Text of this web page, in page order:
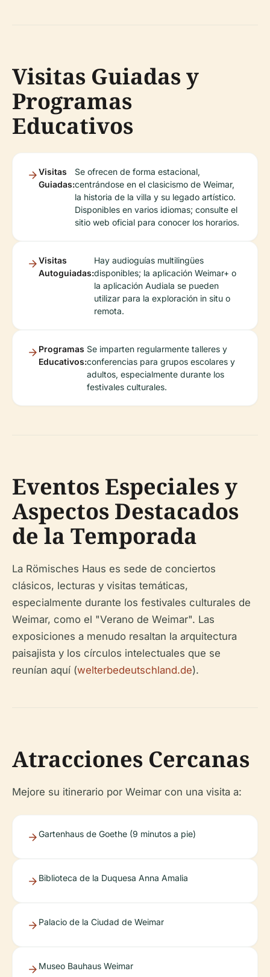
Visitas Guiadas y
Programas
Educativos
Visitas
Guiadas:
Se ofrecen de forma estacional,
centrándose en el clasicismo de Weimar,
la historia de la villa y su legado artístico.
Disponibles en varios idiomas; consulte el
sitio web oficial para conocer los horarios.
Visitas
Autoguiadas:
Hay audioguías multilingües
disponibles; la aplicación Weimar+ o
la aplicación Audiala se pueden
utilizar para la exploración in situ o
remota.
Programas
Educativos:
Se imparten regularmente talleres y
conferencias para grupos escolares y
adultos, especialmente durante los
festivales culturales.
Eventos Especiales y
Aspectos Destacados
de la Temporada
La Römisches Haus es sede de conciertos
clásicos, lecturas y visitas temáticas,
especialmente durante los festivales culturales de
Weimar, como el "Verano de Weimar". Las
exposiciones a menudo resaltan la arquitectura
paisajista y los círculos intelectuales que se
reunían aquí (welterbedeutschland.de).
Atracciones Cercanas
Mejore su itinerario por Weimar con una visita a:
Gartenhaus de Goethe (9 minutos a pie)
Biblioteca de la Duquesa Anna Amalia
Palacio de la Ciudad de Weimar
Museo Bauhaus Weimar